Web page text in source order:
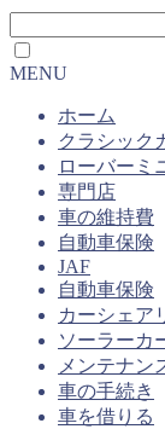
MENU
ホーム
クラシック
ローバーミ
専門店
車の維持費
自動車保険
JAF
自動車保険
カーシェア
ソーラーカ
メンテナン
車の手続き
車を借りる